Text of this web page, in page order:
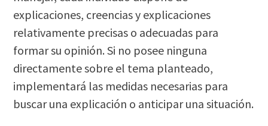
explicaciones, creencias y explicaciones
relativamente precisas o adecuadas para
formar su opinión. Si no posee ninguna
directamente sobre el tema planteado,
implementará las medidas necesarias para
buscar una explicación o anticipar una situación.